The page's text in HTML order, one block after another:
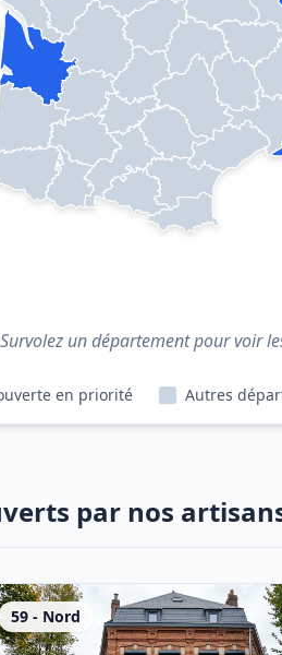
Survolez un département pour voir
en priorité Autres
par nos
59 - Nord